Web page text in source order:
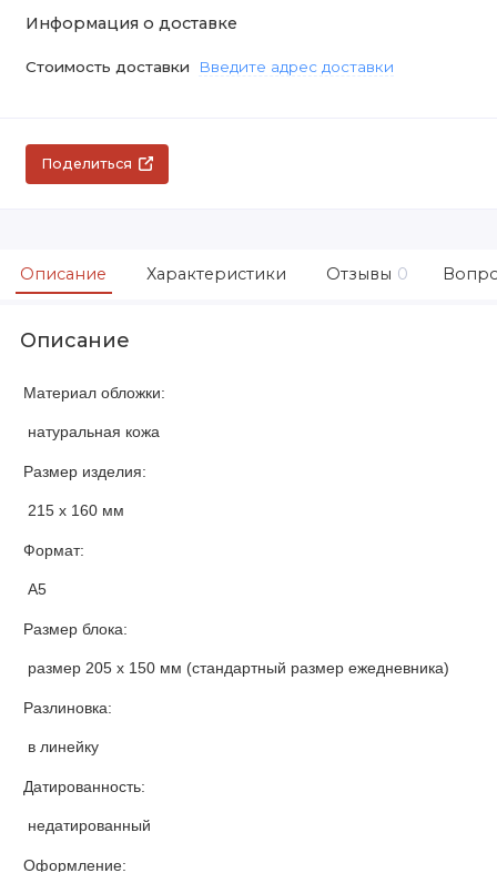
Информация о доставке
Стоимость доставки Введите адрес доставки
Поделиться
Описание Характеристики Отзывы 0
Описание
Материал обложки:
натуральная кожа
Размер изделия:
215 х 160 мм
Формат:
А5
Размер блока:
размер 205 х 150 мм (стандартный размер ежедневника)
Разлиновка:
в линейку
Датированность:
недатированный
Оформление: